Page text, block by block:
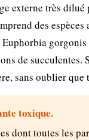
externe très
des
de
sans oublier que
toxique.
dont toutes les